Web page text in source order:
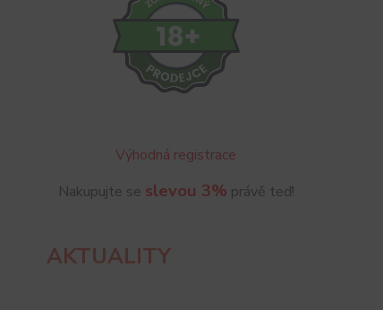
Výhodná registrace
Nakupujte se slevou 3% právě teď!
AKTUALITY